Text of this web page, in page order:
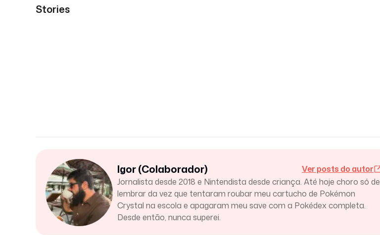
Stories
Igor (Colaborador)
Ver posts do autor
Jornalista desde 2018 e Nintendista desde criança. Até hoje choro só de
lembrar da vez que tentaram roubar meu cartucho de Pokémon
Crystal na escola e apagaram meu save com a Pokédex completa.
Desde então, nunca superei.